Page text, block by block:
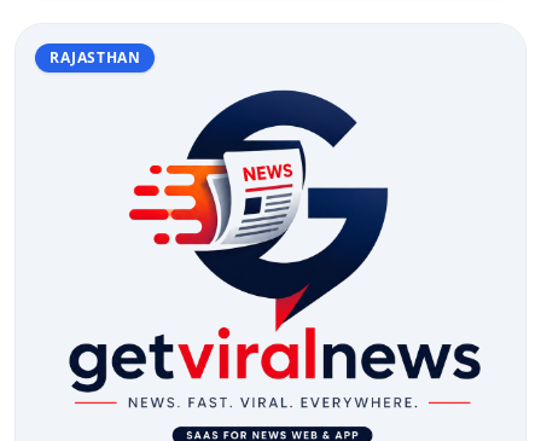
अधिनियम-1988 की धारा-200 में किए गए संशोधनों के बाद यह
व्यवस्था लागू की जा रही है। अब तक कई मामलों में वाहन चालक
मौके पर जुर्माना भरकर मामला समाप्त कर देते थे, लेकिन नई प्रणाली
में अदालत ही जुर्माने और अन्य कार्रवाई पर फैसला करेगी।नई
व्यवस्था के तहत बिना रजिस्ट्रेशन, फिटनेस प्रमाणपत्र, परमिट या बीमा
के वाहन चलाना, ओवरलोडिंग, निर्धारित क्षमता से अधिक यात्री
बैठाना, सीट बेल्ट या हेलमेट नहीं पहनना, मोबाइल फोन का उपयोग
करते हुए वाहन चलाना, प्रतिबंधित क्षेत्र में हॉर्न बजाना, खतरनाक
ड्राइविंग और ट्रैफिक संकेतों की अनदेखी जैसे मामलों में सीधे कोर्ट
प्रक्रिया अपनाई जाएगी।कुछ मामलों में पहली बार उल्लंघन करने पर
वाहन चालक को चेतावनी देकर छोड़ा जा सकता है, लेकिन दोबारा
वही गलती करने पर मामला न्यायालय भेजा जाएगा।परिवहन विशेषज्ञों
का मानना है कि नई व्यवस्था से वाहन चालकों को नियमों के प्रति
RAJASTHAN